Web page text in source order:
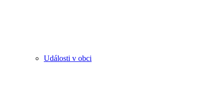
Události v obci